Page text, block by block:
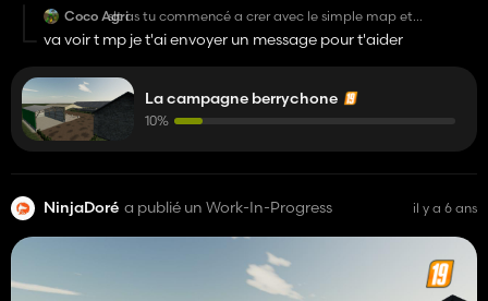
Coco Agrislt as tu commencé a crer avec le simple map et
comment fais tu pour y jouer dessus aisde moi stp
va voir t mp je t'ai envoyer un message pour t'aider
La campagne berrychone
10%
NinjaDoré a publié un Work-In-Progress il y a 6 ans